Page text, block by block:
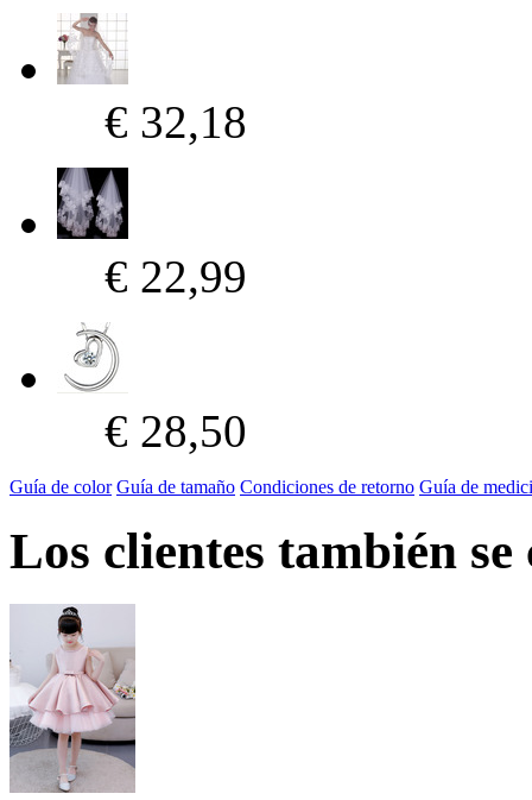
€ 32,18
€ 22,99
€ 28,50
Guía de color Guía de tamaño Condiciones de retorno Guía de
Los clientes también se